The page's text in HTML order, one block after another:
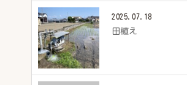
2025.07.18
田植え